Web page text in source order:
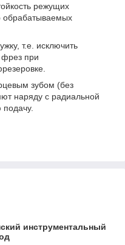
режущих
обрабатываемых
т.е. исключить
при
зубом (без
наряду с радиальной
инструментальный